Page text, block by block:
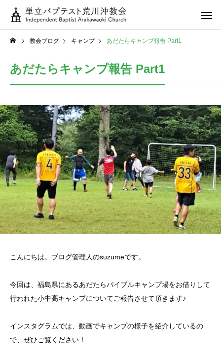
教会ブログ キャンプ あだたらキャンプ報告 Part1
あだたらキャンプ報告 Part1
こんにちは。ブログ管理人のsuzumeです。
今回は、福島県にあるあだたらバイブルキャンプ場をお借りして
行われた小中高キャンプについてご報告させて頂きます♪
インスタグラムでは、動画でキャンプの様子を紹介しているの
で、ぜひご覧ください！